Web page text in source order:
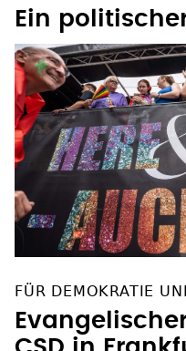
Ein
FÜR DEMOKRATIE